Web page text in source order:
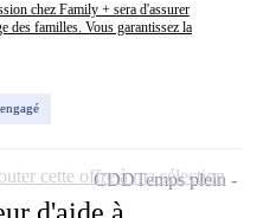
chez Family + sera d'assurer
des familles. Vous garantissez la
CDDTemps plein
cette offre à ma sélection